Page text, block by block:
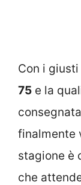
Con i
75 e la
finalmente
stagione è
che